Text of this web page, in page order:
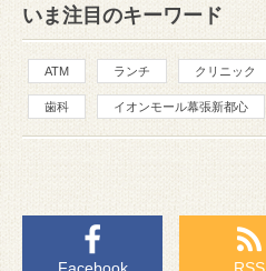
いま注目のキーワード
ATM ランチ クリニック
歯科 イオンモール幕張新都心
Facebook RSS